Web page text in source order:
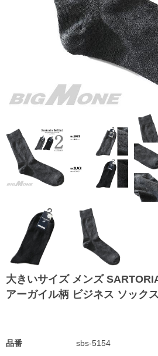
大きいサイズ メンズ
アーガイル柄 ビジネス ソック
品番 sbs-5154